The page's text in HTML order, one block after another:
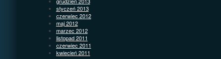
styczeń 2013
czerwiec 2012
maj 2012
marzec 2012
listopad 2011
czerwiec 2011
kwiecień 2011